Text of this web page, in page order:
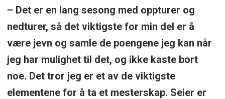
– Det er en lang sesong med oppturer og
nedturer, så det viktigste for min del er å
være jevn og samle de poengene jeg kan når
jeg har mulighet til det, og ikke kaste bort
noe. Det tror jeg er et av de viktigste
elementene for å ta et mesterskap. Seier er